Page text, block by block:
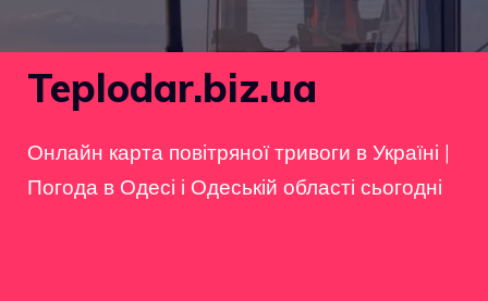
Teplodar.biz.ua
Онлайн карта повітряної тривоги в Україні |
Погода в Одесі і Одеській області сьогодні